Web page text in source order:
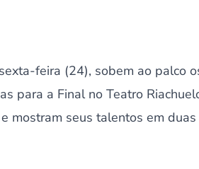
feira (24), sobem ao palco
para a Final no Teatro
mostram seus talentos em